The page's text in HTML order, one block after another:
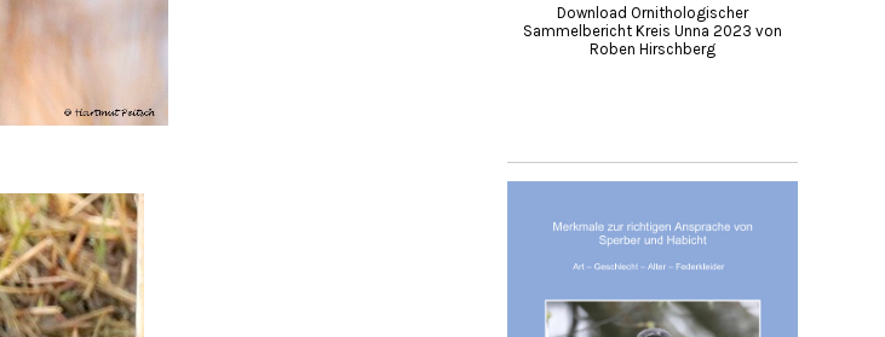
Download Ornithologischer
Sammelbericht Kreis Unna 2023 von
Roben Hirschberg